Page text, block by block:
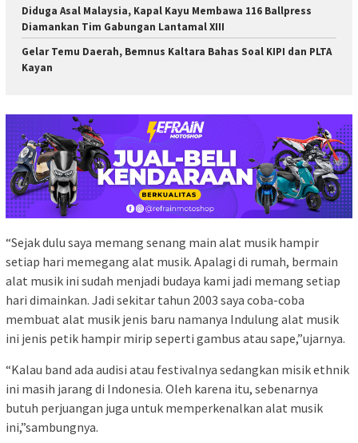
Diduga Asal Malaysia, Kapal Kayu Membawa 116 Ballpress
Diamankan Tim Gabungan Lantamal XIII
Gelar Temu Daerah, Bemnus Kaltara Bahas Soal KIPI dan PLTA
Kayan
“Sejak dulu saya memang senang main alat musik hampir
setiap hari memegang alat musik. Apalagi di rumah, bermain
alat musik ini sudah menjadi budaya kami jadi memang setiap
hari dimainkan. Jadi sekitar tahun 2003 saya coba-coba
membuat alat musik jenis baru namanya Indulung alat musik
ini jenis petik hampir mirip seperti gambus atau sape,”ujarnya.
“Kalau band ada audisi atau festivalnya sedangkan misik ethnik
ini masih jarang di Indonesia. Oleh karena itu, sebenarnya
butuh perjuangan juga untuk memperkenalkan alat musik
ini,”sambungnya.